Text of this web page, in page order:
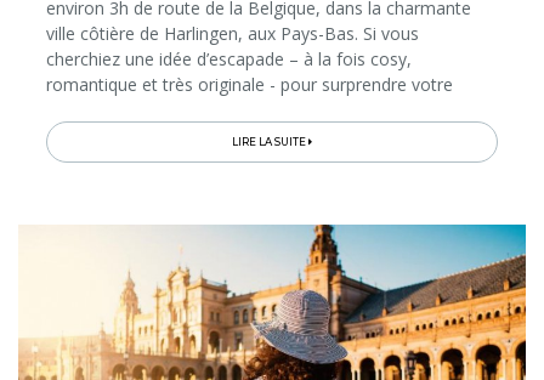
environ 3h de route de la Belgique, dans la charmante
ville côtière de Harlingen, aux Pays-Bas. Si vous
cherchiez une idée d’escapade – à la fois cosy,
romantique et très originale - pour surprendre votre
LIRE LA SUITE